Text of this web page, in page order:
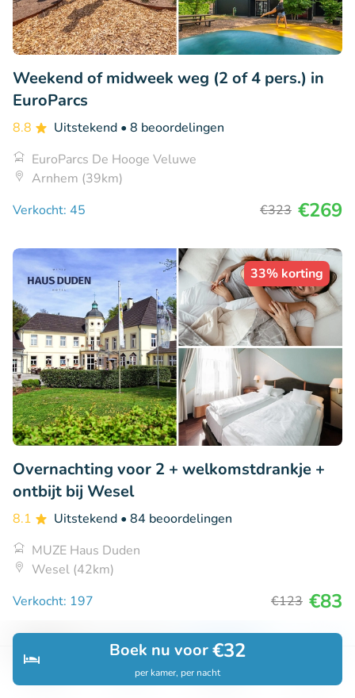
Zoeken Boekingen
Boek nu voor€32
per kamer, per nacht
Weekend of midweek weg (2 of 4 pers.) in
EuroParcs
8.8 Uitstekend • 8 beoordelingen
EuroParcs De Hooge Veluwe
Arnhem (39km)
Verkocht: 45
€323 €269
33% korting
Overnachting voor 2 + welkomstdrankje +
ontbijt bij Wesel
8.1 Uitstekend • 84 beoordelingen
MUZE Haus Duden
Wesel (42km)
Verkocht: 197
€123 €83